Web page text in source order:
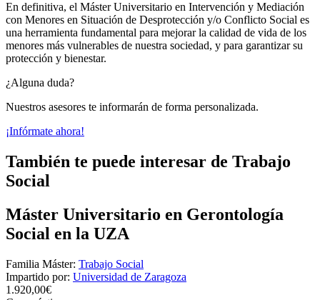
En definitiva, el Máster Universitario en Intervención y Mediación
con Menores en Situación de Desprotección y/o Conflicto Social es
una herramienta fundamental para mejorar la calidad de vida de los
menores más vulnerables de nuestra sociedad, y para garantizar su
protección y bienestar.
¿Alguna duda?
Nuestros asesores te informarán de forma personalizada.
¡Infórmate ahora!
También te puede interesar de Trabajo
Social
Máster Universitario en Gerontología
Social en la UZA
Familia Máster: Trabajo Social
Impartido por: Universidad de Zaragoza
1.920,00€